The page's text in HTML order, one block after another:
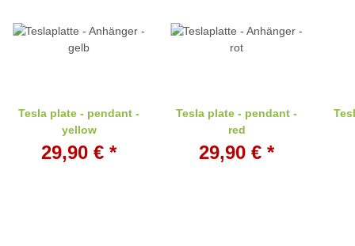
Tesla plate - pendant -
yellow
29,90 € *
Tesla plate - pendant -
red
29,90 € *